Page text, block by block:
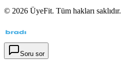
© 2026 ÜyeFit. Tüm hakları saklıdır.
Soru sor